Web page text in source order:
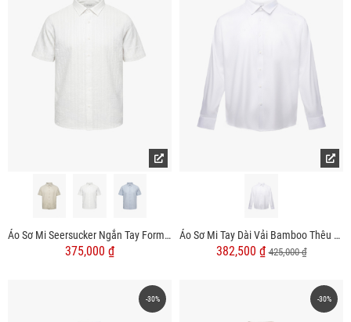
Áo Sơ Mi Seersucker Ngắn Tay Form Regular SM204
375,000 ₫
Áo Sơ Mi Tay Dài Vải Bamboo Thêu Chữ Liberty M Ở Vai Form Slimfit SM190
382,500 ₫425,000 ₫
-30% -30%